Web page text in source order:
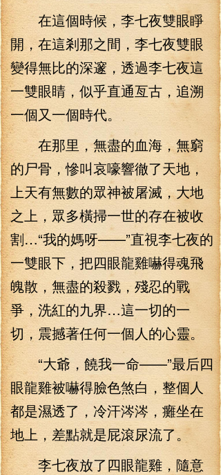
在這個時候，李七夜雙眼睜
開，在這剎那之間，李七夜雙眼
變得無比的深邃，透過李七夜這
一雙眼睛，似乎直通亙古，追溯
一個又一個時代。
在那里，無盡的血海，無窮
的尸骨，慘叫哀嚎響徹了天地，
上天有無數的眾神被屠滅，大地
之上，眾多橫掃一世的存在被收
割…“我的媽呀——”直視李七夜的
一雙眼下，把四眼龍雞嚇得魂飛
魄散，無盡的殺戮，殘忍的戰
爭，洗紅的九界…這一切的一
切，震撼著任何一個人的心靈。
“大爺，饒我一命——”最后四
眼龍雞被嚇得臉色煞白，整個人
都是濕透了，冷汗涔涔，癱坐在
地上，差點就是屁滾尿流了。
李七夜放了四眼龍雞，隨意